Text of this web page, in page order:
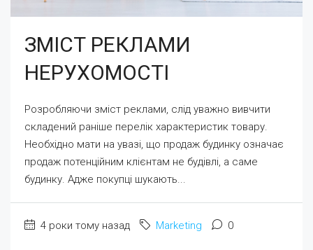
ЗМІСТ РЕКЛАМИ
НЕРУХОМОСТІ
Розробляючи зміст реклами, слід уважно вивчити
складений раніше перелік характеристик товару.
Необхідно мати на увазі, що продаж будинку означає
продаж потенційним клієнтам не будівлі, а саме
будинку. Адже покупці шукають...
4 роки тому назад Marketing 0